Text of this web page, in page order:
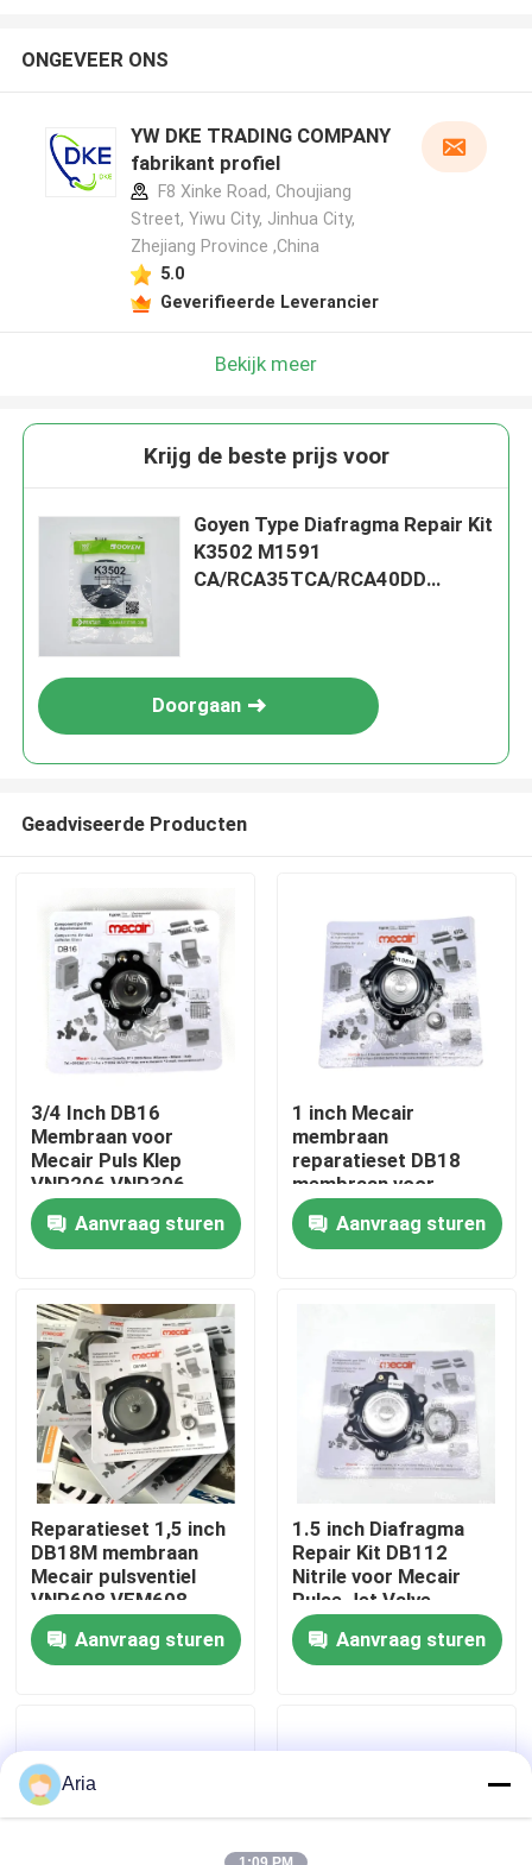
Huis
Producten
Video's
Over ons
fabriekstour
Kwaliteitscontrole
Neem contact met ons op
Vraag een offerte
Pneumatische buisbevestigingen
ONGEVEER ONS
YW DKE TRADING COMPANY
fabrikant profiel
F8 Xinke Road, Choujiang
Street, Yiwu City, Jinhua City,
Zhejiang Province ,China
5.0
Geverifieerde Leverancier
Bekijk meer
Krijg de beste prijs voor
Goyen Type Diafragma Repair Kit
K3502 M1591
CA/RCA35TCA/RCA40DD
Doorgaan
Geadviseerde Producten
3/4 Inch DB16
Membraan voor
Mecair Puls Klep
VNP206 VNP306
VNP306 VEM306
Aanvraag sturen
1 inch Mecair
membraan
reparatieset DB18
membraan voor
Mecair pulsventiel
VNP208 VNP308
VEM208 VEM308
Aanvraag sturen
Reparatieset 1,5 inch
DB18M membraan
Mecair pulsventiel
VNP608 VEM608
VNP708 VEM708
Aanvraag sturen
1.5 inch Diafragma
Repair Kit DB112
Nitrile voor Mecair
Pulse Jet Valve
VNP212 VEM212 NBR
VITON VNP312
VEM312
Aanvraag sturen
Aria